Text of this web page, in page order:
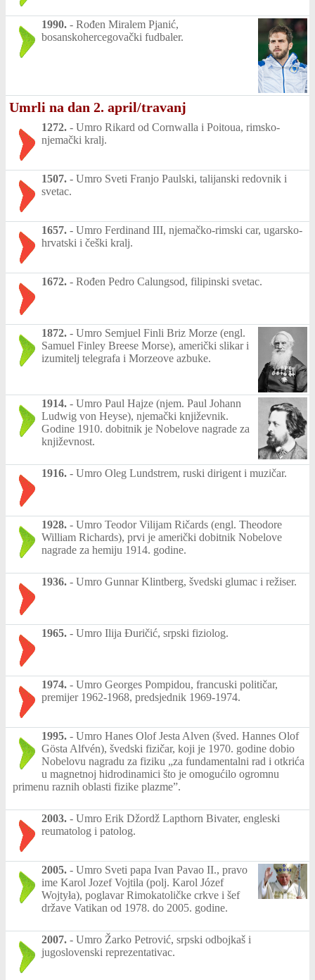
1990. - Rođen Miralem Pjanić,
bosanskohercegovački fudbaler.
Umrli na dan 2. april/travanj
1272. - Umro Rikard od Cornwalla i Poitoua, rimsko-
njemački kralj.
1507. - Umro Sveti Franjo Paulski, talijanski redovnik i
svetac.
1657. - Umro Ferdinand III, njemačko-rimski car, ugarsko-
hrvatski i češki kralj.
1672. - Rođen Pedro Calungsod, filipinski svetac.
1872. - Umro Semjuel Finli Briz Morze (engl.
Samuel Finley Breese Morse), američki slikar i
izumitelj telegrafa i Morzeove azbuke.
1914. - Umro Paul Hajze (njem. Paul Johann
Ludwig von Heyse), njemački književnik.
Godine 1910. dobitnik je Nobelove nagrade za
književnost.
1916. - Umro Oleg Lundstrem, ruski dirigent i muzičar.
1928. - Umro Teodor Vilijam Ričards (engl. Theodore
William Richards), prvi je američki dobitnik Nobelove
nagrade za hemiju 1914. godine.
1936. - Umro Gunnar Klintberg, švedski glumac i režiser.
1965. - Umro Ilija Đuričić, srpski fiziolog.
1974. - Umro Georges Pompidou, francuski političar,
premijer 1962-1968, predsjednik 1969-1974.
1995. - Umro Hanes Olof Jesta Alven (šved. Hannes Olof
Gösta Alfvén), švedski fizičar, koji je 1970. godine dobio
Nobelovu nagradu za fiziku „za fundamentalni rad i otkrića
u magnetnoj hidrodinamici što je omogućilo ogromnu
primenu raznih oblasti fizike plazme”.
2003. - Umro Erik Džordž Lapthorn Bivater, engleski
reumatolog i patolog.
2005. - Umro Sveti papa Ivan Pavao II., pravo
ime Karol Jozef Vojtila (polj. Karol Józef
Wojtyła), poglavar Rimokatoličke crkve i šef
države Vatikan od 1978. do 2005. godine.
2007. - Umro Žarko Petrović, srpski odbojkaš i
jugoslovenski reprezentativac.